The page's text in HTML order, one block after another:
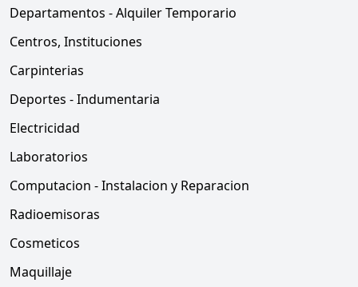
Departamentos - Alquiler Temporario
Centros, Instituciones
Carpinterias
Deportes - Indumentaria
Electricidad
Laboratorios
Computacion - Instalacion y Reparacion
Radioemisoras
Cosmeticos
Maquillaje